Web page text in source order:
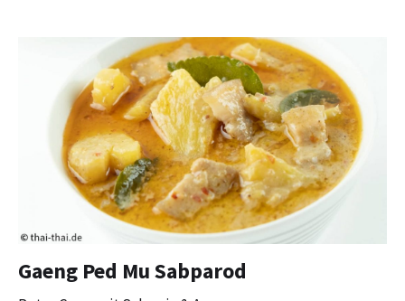
Gaeng Ped Mu Sabparod